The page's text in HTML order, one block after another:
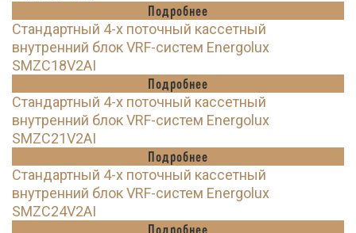
Подробнее
Стандартный 4-х поточный кассетный
внутренний блок VRF-систем Energolux
SMZC18V2AI
Подробнее
Стандартный 4-х поточный кассетный
внутренний блок VRF-систем Energolux
SMZC21V2AI
Подробнее
Стандартный 4-х поточный кассетный
внутренний блок VRF-систем Energolux
SMZC24V2AI
Подробнее